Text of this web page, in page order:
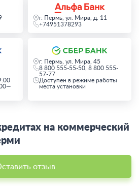
г. Пермь, ул. Мира, д. 11
+74951378293
г. Пермь, ул. Мира, 45
8 800 555-55-50, 8 800 555-
57-77
Доступен в режиме работы
места установки
на коммерческий
в Перми
отзыв